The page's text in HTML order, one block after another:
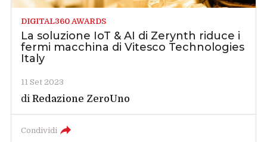
DIGITAL360 AWARDS
La soluzione IoT & AI di Zerynth riduce i
fermi macchina di Vitesco Technologies
Italy
11 Set 2023
diRedazione ZeroUno
Condividi